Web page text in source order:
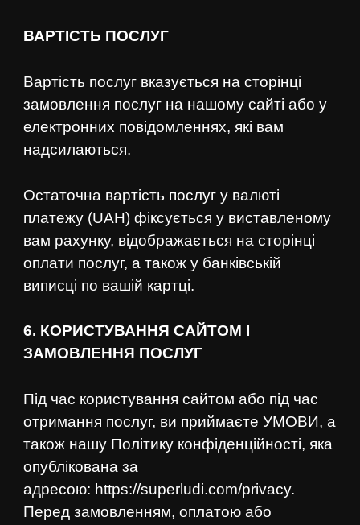
ВАРТІСТЬ ПОСЛУГ
Вартість послуг вказується на сторінці
замовлення послуг на нашому сайті або у
електронних повідомленнях, які вам
надсилаються.
Остаточна вартість послуг у валюті
платежу (UAH) фіксується у виставленому
вам рахунку, відображається на сторінці
оплати послуг, а також у банківській
виписці по вашій картці.
6. КОРИСТУВАННЯ САЙТОМ І
ЗАМОВЛЕННЯ ПОСЛУГ
Під час користування сайтом або під час
отримання послуг, ви приймаєте УМОВИ, а
також нашу Політику конфіденційності, яка
опублікована за
адресою: https://superludi.com/privacy.
Перед замовленням, оплатою або